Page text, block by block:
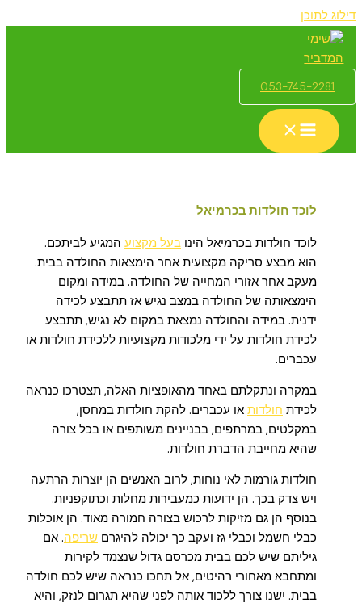
דילוג לתוכן
053-745-2281
לוכד חולדות בכרמיאל
לוכד חולדות בכרמיאל הינו בעל מקצוע המגיע לביתכם.
הוא מבצע סריקה מקצועית אחר הימצאות החולדה בבית.
מעקב אחר אזורי המחייה של החולדה. במידה ומקום
הימצאותה של החולדה במצב נגיש אז תתבצע לכידה
ידנית. במידה והחולדה נמצאת במקום לא נגיש, תתבצע
לכידת חולדות על ידי מלכודות מקצועיות ללכידת חולדות או
עכברים.
במקרה ונתקלתם באחד מהאופציות האלה, תצטרכו כנראה
לכידת חולדות או עכברים. להקת חולדות במחסן,
במקלטים, במרתפים, בבניינים משותפים או בכל צורה
שהיא מחייבת הדברת חולדות.
חולדות גורמות לאי נוחות, לרוב האנשים הן יוצרות הרתעה
ויש צדק בכך. הן ידועות כמעבירות מחלות וכתוקפניות.
בנוסף הן גם מזיקות לרכוש בצורה חמורה מאוד. הן אוכלות
כבלי חשמל וכבלי גז ועקב כך יכולה להיגרם שריפה. אם
גיליתם שיש לכם בבית מכרסם גדול שנצמד לקירות
ומתחבא מאחורי רהיטים, אל תחכו כנראה שיש לכם חולדה
בבית. ישנו צורך ללכוד אותה לפני שהיא תגרום לנזק, והיא